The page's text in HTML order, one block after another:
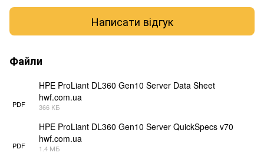
Написати відгук
Файли
PDF
HPE ProLiant DL360 Gen10 Server Data Sheet
hwf.com.ua
366 КБ
PDF
HPE ProLiant DL360 Gen10 Server QuickSpecs v70
hwf.com.ua
1.4 МБ